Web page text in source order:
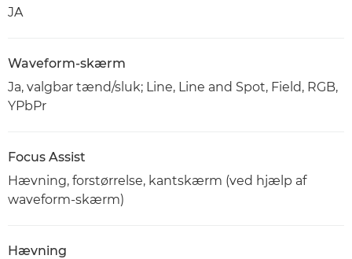
JA
Waveform-skærm
Ja, valgbar tænd/sluk; Line, Line and Spot, Field, RGB,
YPbPr
Focus Assist
Hævning, forstørrelse, kantskærm (ved hjælp af
waveform-skærm)
Hævning